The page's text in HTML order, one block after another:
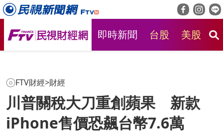
即時新聞 台股 美股
FTV財經>財經
川普關稅大刀重創蘋果 新款
iPhone售價恐飆台幣7.6萬